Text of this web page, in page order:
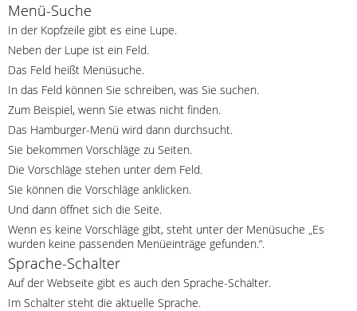
Menü-Suche
In der Kopfzeile gibt es eine Lupe.
Neben der Lupe ist ein Feld.
Das Feld heißt Menüsuche.
In das Feld können Sie schreiben, was Sie suchen.
Zum Beispiel, wenn Sie etwas nicht finden.
Das Hamburger-Menü wird dann durchsucht.
Sie bekommen Vorschläge zu Seiten.
Die Vorschläge stehen unter dem Feld.
Sie können die Vorschläge anklicken.
Und dann öffnet sich die Seite.
Wenn es keine Vorschläge gibt, steht unter der Menüsuche „Es
wurden keine passenden Menüeinträge gefunden.“.
Sprache-Schalter
Auf der Webseite gibt es auch den Sprache-Schalter.
Im Schalter steht die aktuelle Sprache.